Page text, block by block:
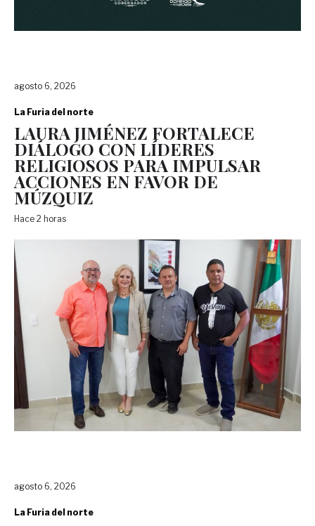
agosto 6, 2026
La Furia del norte
LAURA JIMÉNEZ FORTALECE
DIÁLOGO CON LÍDERES
RELIGIOSOS PARA IMPULSAR
ACCIONES EN FAVOR DE
MÚZQUIZ
Hace 2 horas
agosto 6, 2026
La Furia del norte